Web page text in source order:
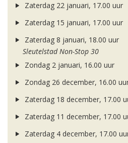
Zaterdag 22 januari, 17.00 uur
Zaterdag 15 januari, 17.00 uur
Zaterdag 8 januari, 18.00 uur
Sleutelstad Non-Stop 30
Zondag 2 januari, 16.00 uur
Zondag 26 december, 16.00
Zaterdag 18 december, 17.00
Zaterdag 11 december, 17.00
Zaterdag 4 december, 17.00